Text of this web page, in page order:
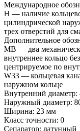
Международное
Н — наличие
цилиндрической
трех отверстий для
Дополнительное
MB — два
внутреннее кольцо
центрируемое по
W33 — кольцевая
наружном кольце
Внутренний
Наружный диаметр:
Ширина: 23 мм
Класс точности: 0
Сепаратор: латунный